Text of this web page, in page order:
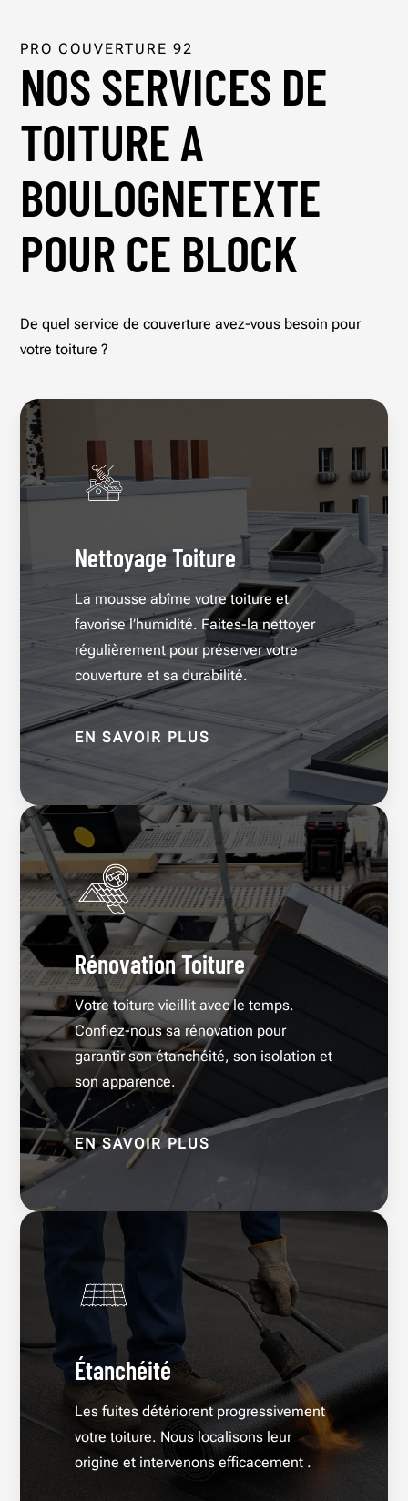
PRO COUVERTURE 92
NOS SERVICES DE
TOITURE A
BOULOGNETEXTE
POUR CE BLOCK
De quel service de couverture avez-vous besoin pour
votre toiture ?
Nettoyage Toiture
La mousse abîme votre toiture et
favorise l’humidité. Faites-la nettoyer
régulièrement pour préserver votre
couverture et sa durabilité.
EN SAVOIR PLUS
Rénovation Toiture
Votre toiture vieillit avec le temps.
Confiez-nous sa rénovation pour
garantir son étanchéité, son isolation et
son apparence.
EN SAVOIR PLUS
Étanchéité
Les fuites détériorent progressivement
votre toiture. Nous localisons leur
origine et intervenons efficacement .